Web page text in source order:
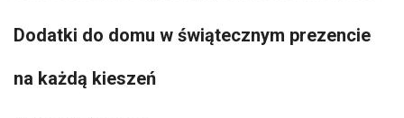
Dodatki do domu w świątecznym prezencie
na każdą kieszeń